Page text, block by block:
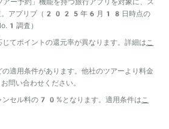
ー予約」機能を持つ旅行アプリを対象に、ス
査。アプリブ（2025年6月18日時点の
調査）
ポイントの還元率が異なります。詳細はこ
用条件があります。他社のツアーより料金
問い合わせください。
セル料の70%となります。適用条件はこ